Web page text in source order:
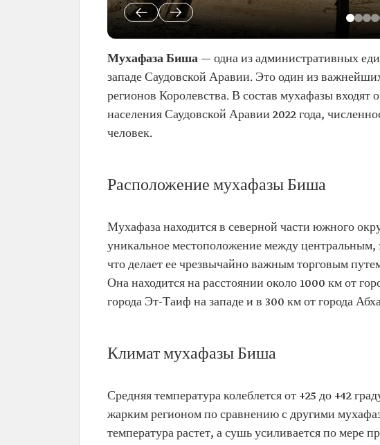
Мухафаза Биша — одна из административных
западе Саудовской Аравии. Это один из
регионов Королевства. В состав мухафазы входят
населения Саудовской Аравии 2022 года,
человек.
Расположение мухафазы Биша
Мухафаза находится в северной части южного
уникальное местоположение между
что делает ее чрезвычайно важным торговым
Она находится на расстоянии около 1000 км от
города Эт-Таиф на западе и в 300 км от города
Климат мухафазы Биша
Средняя температура колеблется от +25 до +42
жарким регионом по сравнению с другими
температура растет, а сушь усиливается по мере